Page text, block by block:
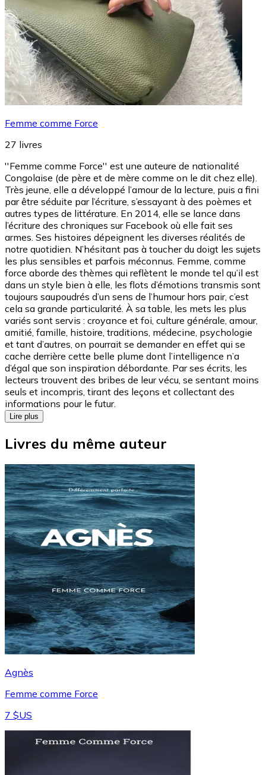
Femme comme Force
27 livres
''Femme comme Force'' est une auteure de nationalité
Congolaise (de père et de mère comme on le dit chez elle).
Très jeune, elle a développé l’amour de la lecture, puis a fini
par être séduite par l’écriture, s’essayant à des poèmes et
autres types de littérature. En 2014, elle se lance dans
l’écriture des chroniques sur Facebook où elle fait ses
armes. Ses histoires dépeignent les diverses réalités de
notre quotidien. N’hésitant pas à toucher du doigt les sujets
les plus sensibles et parfois méconnus. Femme, comme
force aborde des thèmes qui reflètent le monde tel qu’il est
dans un style bien à elle, les flots d’émotions transmis sont
toujours saupoudrés d’un sens de l’humour hors pair, c’est
cela sa grande particularité. À sa table, les mets les plus
variés sont servis : croyance et foi, culture générale, amour,
amitié, famille, histoire, traditions, médecine, psychologie
et tant d’autres, on pourrait se demander en effet qui se
cache derrière cette belle plume dont l’intelligence n’a
d’égal que son inspiration débordante. Par ses écrits, les
lecteurs trouvent des bribes de leur vécu, se sentant moins
seuls et incompris, tirant des leçons et collectant des
informations pour le futur.
Lire plus
Livres du même auteur
Agnès
Femme comme Force
7 $US